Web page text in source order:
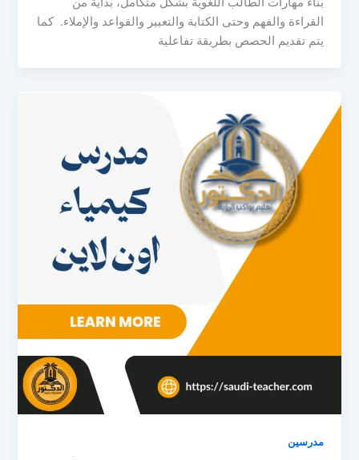
القراءة والفهم وحتى الكتابة والتعبير والقواعد والإملاء. كما
يتم تقديم الحصص بطريقة تفاعلية
مدرسين